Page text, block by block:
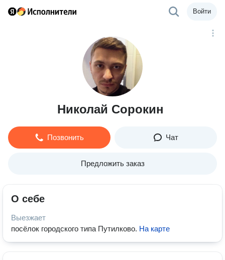
Войти
Николай Сорокин
Позвонить Чат
Предложить заказ
О себе
Выезжает
посёлок городского типа Путилково. На карте